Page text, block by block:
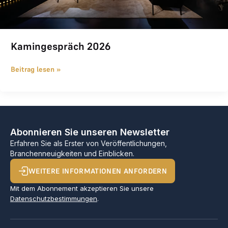
Kamingespräch 2026
Beitrag lesen »
Abonnieren Sie unseren Newsletter
Erfahren Sie als Erster von Veröffentlichungen,
Branchenneuigkeiten und Einblicken.
WEITERE INFORMATIONEN ANFORDERN
Mit dem Abonnement akzeptieren Sie unsere
Datenschutzbestimmungen.